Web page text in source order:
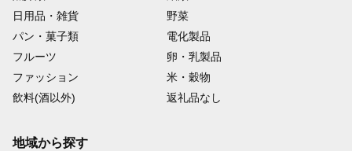
日用品・雑貨
野菜
パン・菓子類
電化製品
フルーツ
卵・乳製品
ファッション
米・穀物
飲料(酒以外)
返礼品なし
地域から探す